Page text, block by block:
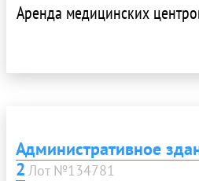
Аренда медицинских
Административное
2 Лот №134781